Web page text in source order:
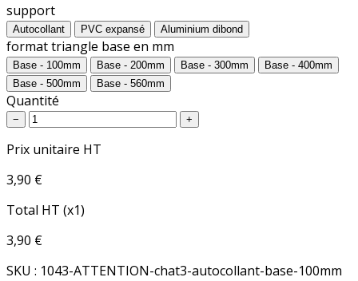
support
Autocollant PVC expansé Aluminium dibond
format triangle base en mm
Base - 100mm Base - 200mm Base - 300mm
Base - 400mm
Base - 500mm
Base - 560mm
Quantité
− +
Prix unitaire HT
3,90 €
Total HT (x1)
3,90 €
SKU : 1043-ATTENTION-chat3-autocollant-base-100mm